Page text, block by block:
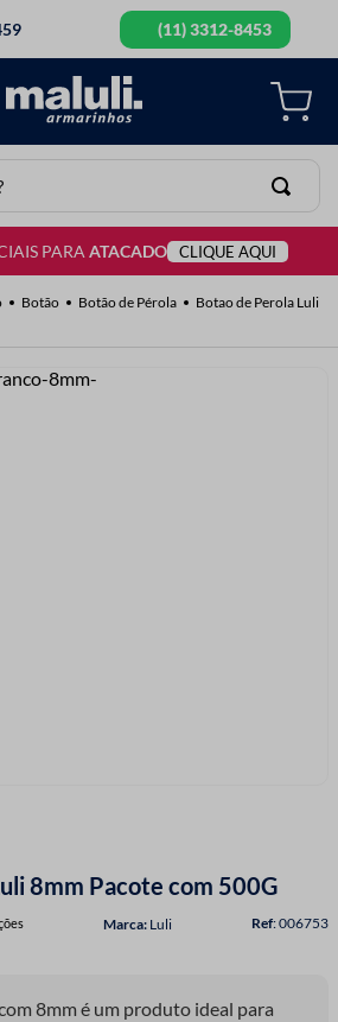
(11) 3312-8453
PARAATACADO CLIQUE AQUI
Botão Botão de Pérola
Botao de Perola Luli
8mm Pacote com 500G
Luli :006753
8mm é um produto ideal para